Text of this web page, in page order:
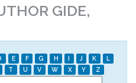
GIDE,
E F G H I J K
L
T U V W X Y Z